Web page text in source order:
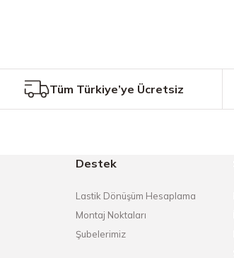
Tüm Türkiye’ye Ücretsiz
Destek
Lastik Dönüşüm Hesaplama
Montaj Noktaları
Şubelerimiz